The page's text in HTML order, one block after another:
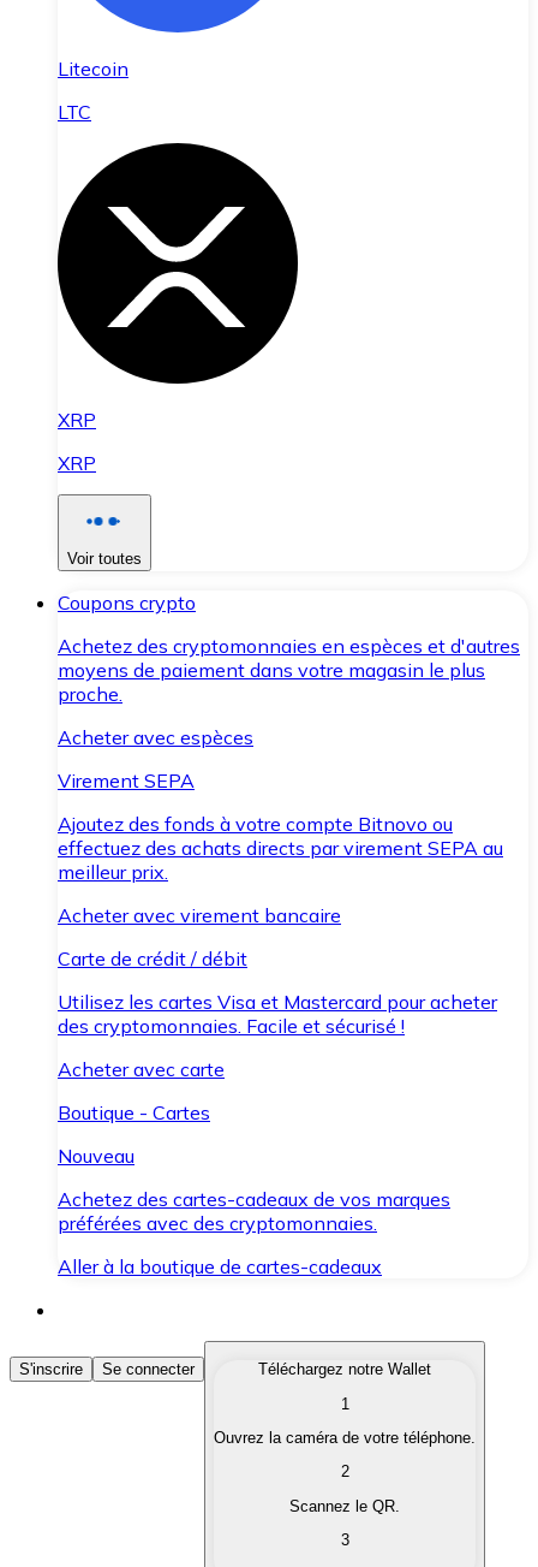
Litecoin
LTC
XRP
XRP
Voir toutes
Coupons crypto
Achetez des cryptomonnaies en espèces et d'autres
moyens de paiement dans votre magasin le plus
proche.
Acheter avec espèces
Virement SEPA
Ajoutez des fonds à votre compte Bitnovo ou
effectuez des achats directs par virement SEPA au
meilleur prix.
Acheter avec virement bancaire
Carte de crédit / débit
Utilisez les cartes Visa et Mastercard pour acheter
des cryptomonnaies. Facile et sécurisé !
Acheter avec carte
Boutique - Cartes
Nouveau
Achetez des cartes-cadeaux de vos marques
préférées avec des cryptomonnaies.
Aller à la boutique de cartes-cadeaux
Acheter des Cryptomonnaies
Achetez les cryptomonnaies qui vous intéressent
Convertissez vos cryptomonnaies en monnaie
S'inscrire Se connecter
Téléchargez notre Wallet
1
Ouvrez la caméra de votre téléphone.
2
Scannez le QR.
3